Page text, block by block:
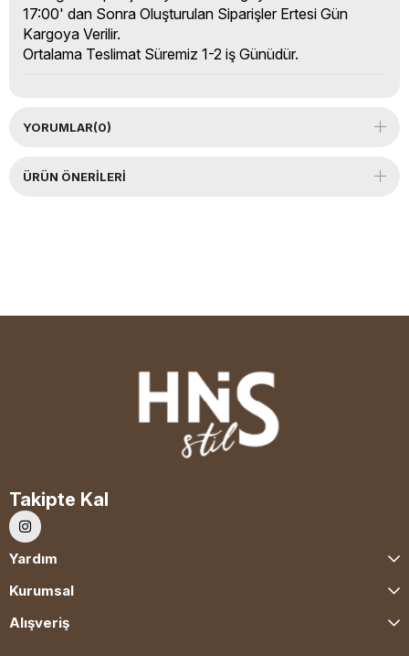
17:00' dan Sonra Oluşturulan Siparişler Ertesi Gün
Kargoya Verilir.
Ortalama Teslimat Süremiz 1-2 iş Günüdür.
YORUMLAR(0)
ÜRÜN ÖNERILERI
Takipte Kal
Yardım
Kurumsal
Alışveriş